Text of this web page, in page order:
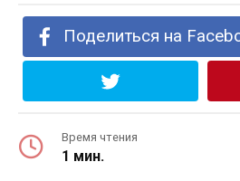
Поделиться на
Время чтения
1 мин.